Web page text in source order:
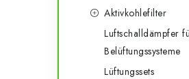
Aktivkohlefilter
Luftschalldämpfer
Belüftungssysteme
Lüftungssets